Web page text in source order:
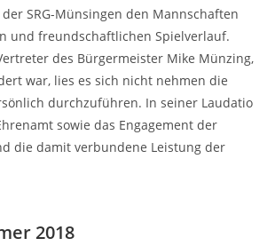
SRG-Münsingen den Mannschaften
und freundschaftlichen Spielverlauf.
des Bürgermeister Mike Münzing,
war, lies es sich nicht nehmen die
durchzuführen. In seiner Laudatio
sowie das Engagement der
die damit verbundene Leistung der
2018